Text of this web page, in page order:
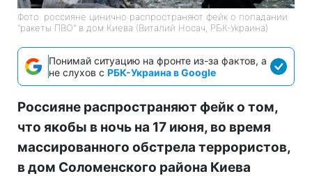
Фото: россияне цинично распространяют фейк о попадании
"ракеты ПВО" в дом Киева (Виталий Носач, РБК-Украина)
Понимай ситуацию на фронте из-за фактов, а
не слухов с РБК-Украина в Google
Россияне распространяют фейк о том,
что якобы в ночь на 17 июня, во время
массированного обстрела террористов,
в дом Соломенского района Киева